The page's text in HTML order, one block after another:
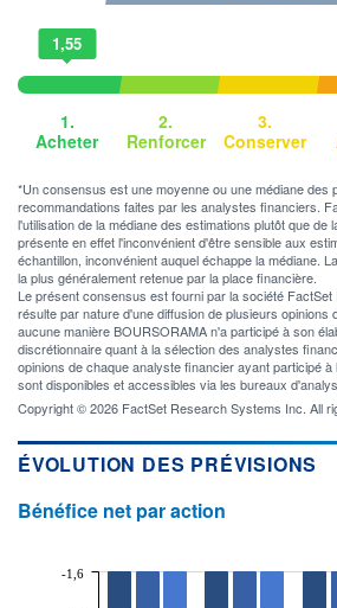
1,55
1.
Acheter
2.
Renforcer
3.
Conserver
*Un consensus est une moyenne ou une médiane des
recommandations faites par les analystes financiers.
l'utilisation de la médiane des estimations plutôt que de
présente en effet l'inconvénient d'être sensible aux
échantillon, inconvénient auquel échappe la médiane.
la plus généralement retenue par la place financière.
Le présent consensus est fourni par la société
résulte par nature d'une diffusion de plusieurs opinions
aucune manière BOURSORAMA n'a participé à son
discrétionnaire quant à la sélection des analystes
opinions de chaque analyste financier ayant participé
sont disponibles et accessibles via les bureaux
Copyright © 2026 FactSet Research Systems Inc. All
ÉVOLUTION DES PRÉVISIONS
Bénéfice net par action
-1,6